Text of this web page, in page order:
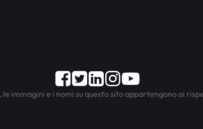
Facebook
TwitterLinkedInInstagram
Youtube
immagini e i nomi su questo sito appartengono ai